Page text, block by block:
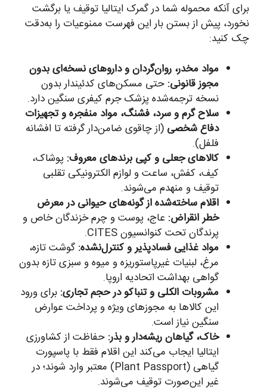
برای آنکه محموله شما در گمرک ایتالیا توقیف یا برگشت
نخورد، پیش از بستن بار این فهرست ممنوعیات را به‌دقت
چک کنید:
مواد مخدر، روان‌گردان و داروهای نسخه‌ای بدون
مجوز قانونی: حتی مسکن‌های کدئیندار بدون
نسخه ترجمه‌شده پزشک جرم کیفری سنگین دارد.
سلاح گرم و سرد، فشنگ، مواد منفجره و تجهیزات
دفاع شخصی (از چاقوی ضامن‌دار گرفته تا افشانه
فلفل).
کالاهای جعلی و کپی برندهای معروف: پوشاک،
کیف، کفش، ساعت و لوازم الکترونیکی تقلبی
توقیف و منهدم می‌شوند.
اقلام ساخته‌شده از گونه‌های حیوانی در معرض
خطر انقراض: عاج، پوست و چرم خزندگان خاص و
پرندگان تحت کنوانسیون CITES.
مواد غذایی فسادپذیر و کنترل‌نشده: گوشت تازه،
مرغ، لبنیات غیرپاستوریزه و میوه و سبزی تازه بدون
گواهی بهداشت اتحادیه اروپا.
مشروبات الکلی و تنباکو در حجم تجاری: برای ورود
این کالاها به مجوزهای ویژه و پرداخت عوارض
سنگین نیاز است.
خاک، گیاهان ریشه‌دار و بذر: حفاظت از کشاورزی
ایتالیا ایجاب می‌کند این اقلام فقط با پاسپورت
گیاهی (Plant Passport) معتبر وارد شوند؛ در
غیر این‌صورت توقیف می‌شوند.